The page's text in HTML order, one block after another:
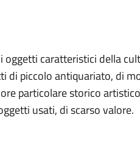
caratteristici della
di piccolo antiquariato, di
particolare storico
usati, di scarso valore.